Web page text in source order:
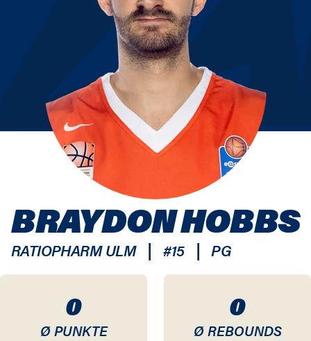
0
Ø PUNKTE
0
Ø REBOUNDS
BRAYDON HOBBS
RATIOPHARM ULM | #15 | PG